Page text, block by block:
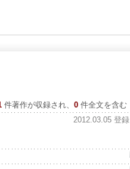
件著作が収録され、 0件全文を含む
2012.03.05 登録